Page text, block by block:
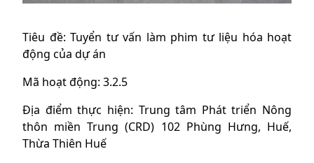
Tiêu đề: Tuyển tư vấn làm phim tư liệu hóa hoạt
động của dự án
Mã hoạt động: 3.2.5
Địa điểm thực hiện: Trung tâm Phát triển Nông
thôn miền Trung (CRD) 102 Phùng Hưng, Huế,
Thừa Thiên Huế